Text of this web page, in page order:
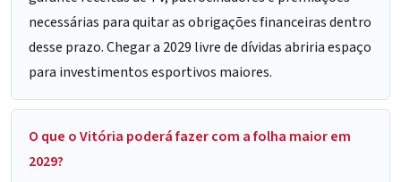
necessárias para quitar as obrigações financeiras dentro
desse prazo. Chegar a 2029 livre de dívidas abriria espaço
para investimentos esportivos maiores.
O que o Vitória poderá fazer com a folha maior em
2029?